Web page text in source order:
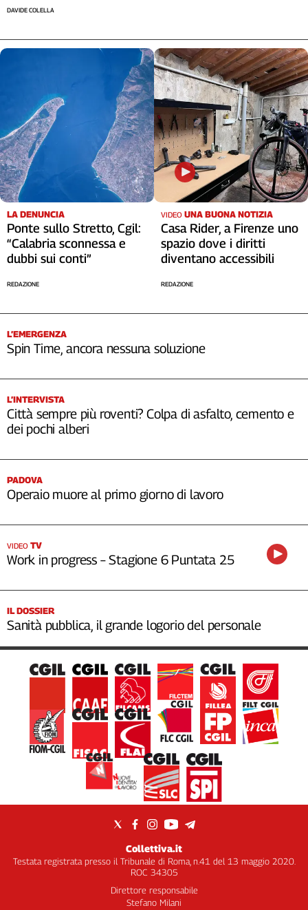
Contatti
redazione
Newsletter
Social
DAVIDE COLELLA
LA DENUNCIA
Ponte sullo Stretto, Cgil:
“Calabria sconnessa e
dubbi sui conti”
REDAZIONE
VIDEO UNA BUONA NOTIZIA
Casa Rider, a Firenze uno
spazio dove i diritti
diventano accessibili
REDAZIONE
L’EMERGENZA
Spin Time, ancora nessuna soluzione
L’INTERVISTA
Città sempre più roventi? Colpa di asfalto, cemento e
dei pochi alberi
PADOVA
Operaio muore al primo giorno di lavoro
VIDEO TV
Work in progress – Stagione 6 Puntata 25
IL DOSSIER
Sanità pubblica, il grande logorio del personale
Collettiva.it
Testata registrata presso il Tribunale di Roma, n.41 del 13 maggio 2020.
ROC 34305
Direttore responsabile
Stefano Milani